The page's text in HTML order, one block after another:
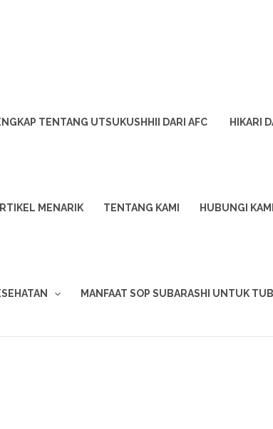
TENTANG UTSUKUSHHII DARI AFC HIKARI
MENARIK TENTANG KAMI HUBUNGI KAMI
MANFAAT SOP SUBARASHI UNTUK